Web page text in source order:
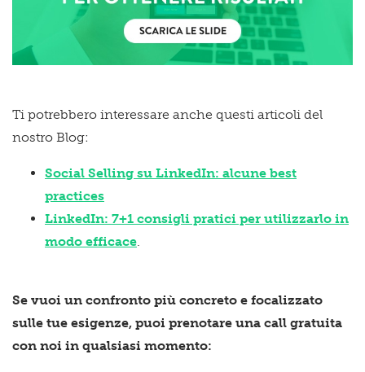
Ti potrebbero interessare anche questi articoli del
nostro Blog:
Social Selling su LinkedIn: alcune best
practices
LinkedIn: 7+1 consigli pratici per utilizzarlo in
modo efficace.
Se vuoi un confronto più concreto e focalizzato
sulle tue esigenze, puoi prenotare una call gratuita
con noi in qualsiasi momento: